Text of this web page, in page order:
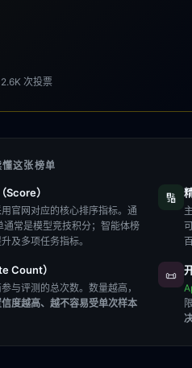
2.6K次投票
这张榜单
Score）
官网对应的核心排序指标。通
通常是模型竞技积分；智能体榜
及多项任务指标。
🔢
Count）
与评测的总次数。数量越高，
度越高、越不容易受单次样本
📜